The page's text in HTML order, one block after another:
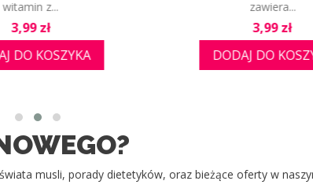
DODAJ DO KOSZYKA
musli, porady dietetyków, oraz bieżące oferty w